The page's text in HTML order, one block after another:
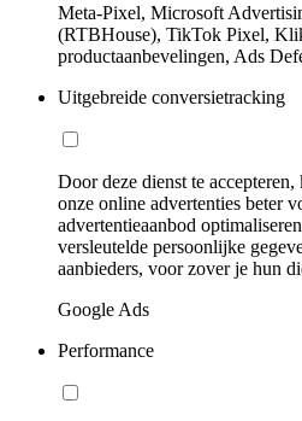
Meta-Pixel, Microsoft
(RTBHouse), TikTok Pixel,
productaanbevelingen, Ads
Uitgebreide conversietracking
Door deze dienst te
onze online advertenties beter
advertentieaanbod
versleutelde persoonlijke
aanbieders, voor zover je hun
Google Ads
Performance